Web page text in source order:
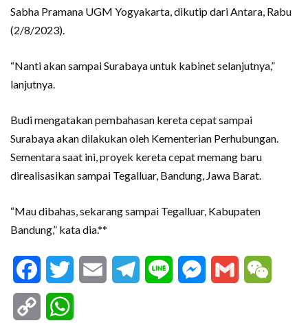
Sabha Pramana UGM Yogyakarta, dikutip dari Antara, Rabu
(2/8/2023).
“Nanti akan sampai Surabaya untuk kabinet selanjutnya,”
lanjutnya.
Budi mengatakan pembahasan kereta cepat sampai
Surabaya akan dilakukan oleh Kementerian Perhubungan.
Sementara saat ini, proyek kereta cepat memang baru
direalisasikan sampai Tegalluar, Bandung, Jawa Barat.
“Mau dibahas, sekarang sampai Tegalluar, Kabupaten
Bandung,” kata dia.**
FacebookTwitter Email Telegram
Line Messenger
Gmail
Copy